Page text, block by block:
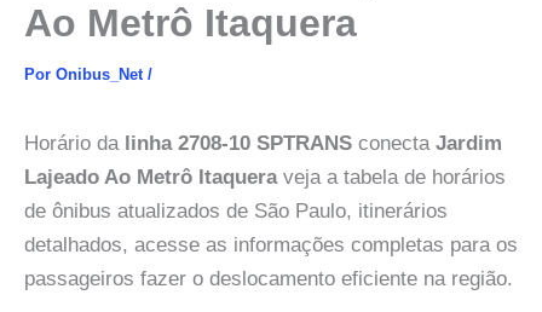
Ao Metrô Itaquera
Por Onibus_Net /
Horário da linha 2708-10 SPTRANS conecta Jardim
Lajeado Ao Metrô Itaqueraveja a tabela de horários
de ônibus atualizados de São Paulo, itinerários
detalhados, acesse as informações completas para os
passageiros fazer o deslocamento eficiente na região.